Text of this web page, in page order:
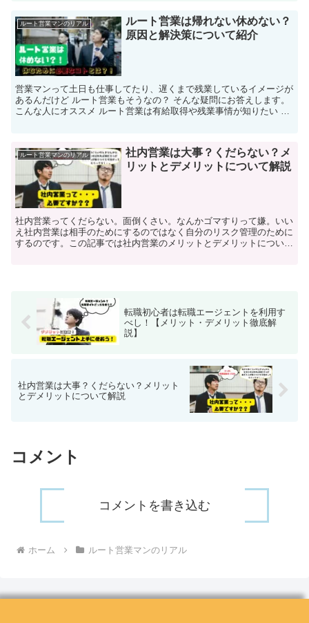
ルート営業マンのリアル
ルート営業は帰れない休めない？
原因と解決策について紹介
営業マンって土日も仕事してたり、遅くまで残業しているイメージが
あるんだけど ルート営業もそうなの？ そんな疑問にお答えします。
こんな人にオススメ ルート営業は有給取得や残業事情が知りたい 実
ルート営業マンのリアル
社内営業は大事？くだらない？メ
リットとデメリットについて解説
社内営業ってくだらない。面倒くさい。なんかゴマすりって嫌。いい
え社内営業は相手のためにするのではなく自分のリスク管理のために
するのです。この記事では社内営業のメリットとデメリットについて
転職初心者は転職エージェントを利用す
べし！【メリット・デメリット徹底解
説】
社内営業は大事？くだらない？メリット
とデメリットについて解説
コメント
コメントを書き込む
ホーム ルート営業マンのリアル